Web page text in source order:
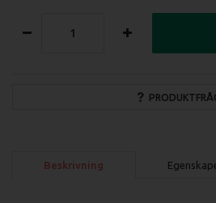
Beskrivning